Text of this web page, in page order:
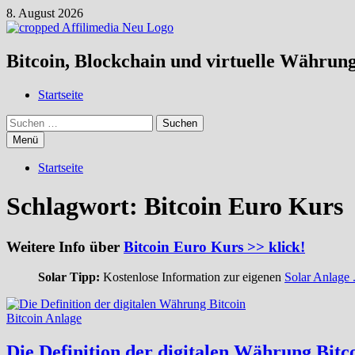
Zum
Inhalt
8. August 2026
Bitcoin, Blockchain und virtuelle
Startseite
Suchen
nach:
Menü
Startseite
Schlagwort: Bitcoin Euro Kurs
Weitere Info über Bitcoin Euro Kurs >> klick!
Solar Tipp: Kostenlose Information zur eigenen Solar Anlage
Bitcoin Anlage